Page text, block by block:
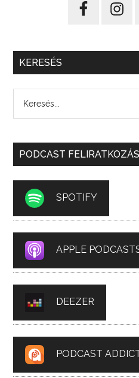
KERESÉS
PODCAST FELIRATKOZÁS
SPOTIFY
APPLE
DEEZER
PODCAST